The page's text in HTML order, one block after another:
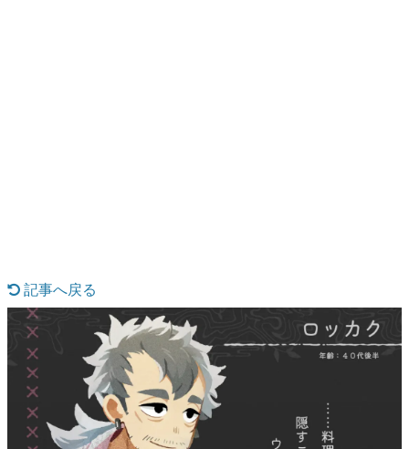
なんでゲームは面白い？
ゲーム開発者・hamatsu氏がゲームの魅力を画面や操作の
具体的な形から解き明かしていく、硬派で骨太な評論連載
です。
ゲームが変えた日本語
「経験値」「裏技」「ラスボス」… ゲームにまつわる言葉
の起源や用法の変遷を、コンピューター文化史研究家・タ
イニーP氏が徹底調査。
記事へ戻る